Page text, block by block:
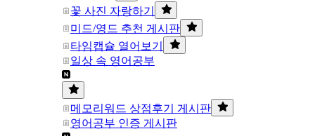
꽃 사진 자랑하기
미드/영드 추천 게시판
타임캡슐 열어보기
일상 속 영어공부
메모리워드 상점후기 게시판
영어공부 인증 게시판